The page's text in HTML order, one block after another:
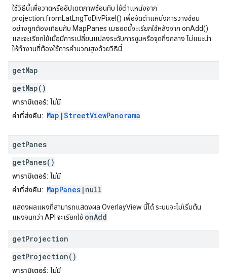
ใช้วิธีนี้เพื่อวาดหรืออัปเดตภาพซ้อนทับ ใช้ตำแหน่งจาก
projection.fromLatLngToDivPixel() เพื่อจัดตำแหน่งการวางซ้อน
อย่างถูกต้องเทียบกับ MapPanes เมธอดนี้จะเรียกใช้หลังจาก onAdd()
และจะเรียกใช้เมื่อมีการเปลี่ยนแปลงระดับการซูมหรือจุดกึ่งกลาง ไม่แนะนำ
ให้ทำงานที่ต้องใช้การคำนวณสูงด้วยวิธีนี้
getMap
getMap()
พารามิเตอร์: ไม่มี
ค่าที่ส่งคืน: Map |StreetViewPanorama
getPanes
getPanes()
พารามิเตอร์: ไม่มี
ค่าที่ส่งคืน: MapPanes |null
แสดงผลแผงที่สามารถแสดงผล OverlayView นี้ได้ ระบบจะไม่เริ่มต้น
แผงจนกว่า API จะเรียกใช้ onAdd
getProjection
getProjection()
พารามิเตอร์: ไม่มี